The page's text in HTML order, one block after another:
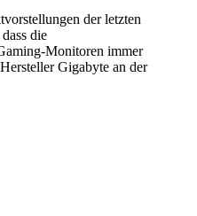
der letzten
die
Monitoren immer
Gigabyte an der